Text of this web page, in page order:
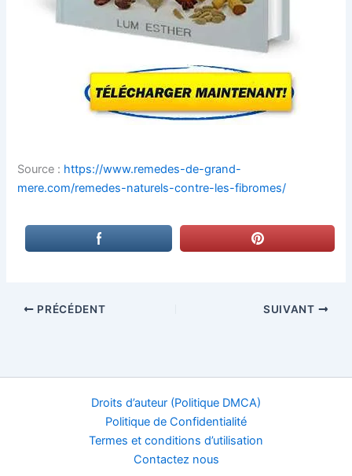
Source : https://www.remedes-de-grand-
mere.com/remedes-naturels-contre-les-fibromes/
PRÉCÉDENT SUIVANT
Droits d’auteur (Politique DMCA)
Politique de Confidentialité
Termes et conditions d’utilisation
Contactez nous